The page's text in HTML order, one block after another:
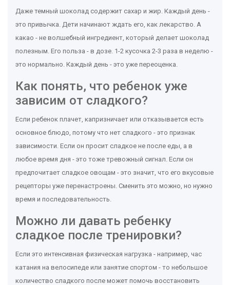
Даже темный шоколад содержит сахар и жир. Каждый день -
это привычка. Дети начинают ждать его, как лекарство. А
какао - не волшебный ингредиент, который делает шоколад
полезным. Его польза - в дозе. 1-2 кусочка 2-3 раза в неделю -
это нормально. Каждый день - это уже переоценка.
Как понять, что ребенок уже
зависим от сладкого?
Если ребенок плачет, капризничает или отказывается есть
основное блюдо, потому что нет сладкого - это признак
зависимости. Если он просит сладкое не после еды, а в
любое время дня - это тоже тревожный сигнал. Если он
предпочитает сладкое овощам - это значит, что его вкусовые
рецепторы уже перенастроены. Сменить это можно, но нужно
время и последовательность.
Можно ли давать ребенку
сладкое после тренировки?
Если это интенсивная физическая нагрузка - например, час
катания на велосипеде или занятие спортом - то небольшое
количество сладкого после может помочь восстановить